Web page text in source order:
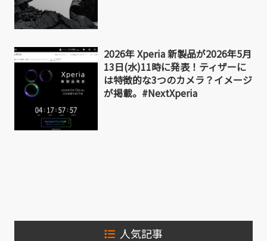
2026年 Xperia 新製品が2026年5月
13日(水)11時に発表！ティザーに
は特徴的な3つのカメラ？イメージ
が掲載。#NextXperia
人気記事